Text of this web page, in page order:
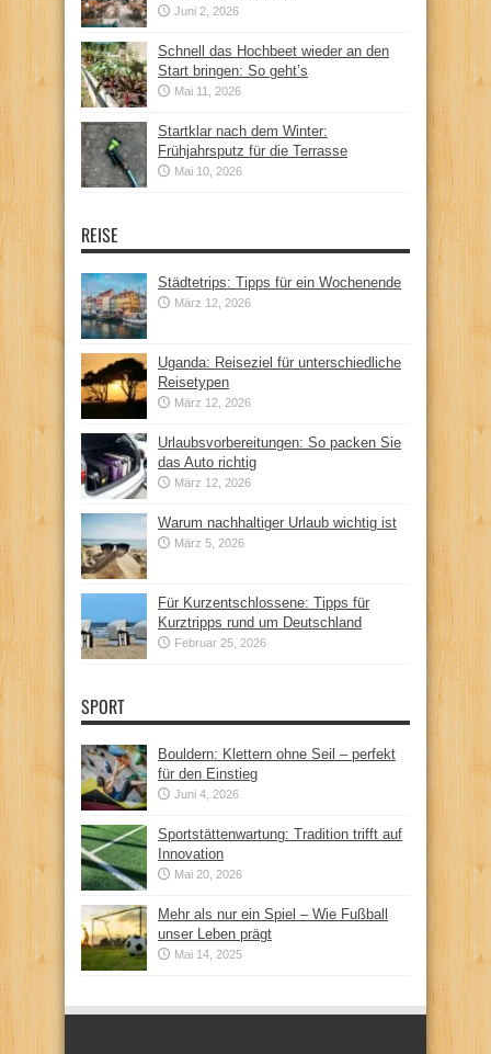
Juni 2, 2026
Schnell das Hochbeet wieder an den
Start bringen: So geht’s
Mai 11, 2026
Startklar nach dem Winter:
Frühjahrsputz für die Terrasse
Mai 10, 2026
REISE
Städtetrips: Tipps für ein Wochenende
März 12, 2026
Uganda: Reiseziel für unterschiedliche
Reisetypen
März 12, 2026
Urlaubsvorbereitungen: So packen Sie
das Auto richtig
März 12, 2026
Warum nachhaltiger Urlaub wichtig ist
März 5, 2026
Für Kurzentschlossene: Tipps für
Kurztripps rund um Deutschland
Februar 25, 2026
SPORT
Bouldern: Klettern ohne Seil – perfekt
für den Einstieg
Juni 4, 2026
Sportstättenwartung: Tradition trifft auf
Innovation
Mai 20, 2026
Mehr als nur ein Spiel – Wie Fußball
unser Leben prägt
Mai 14, 2025